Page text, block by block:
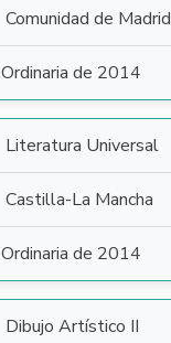
Comunidad de Madrid
Ordinaria de 2014
Literatura Universal
Castilla-La Mancha
Ordinaria de 2014
Dibujo Artístico II